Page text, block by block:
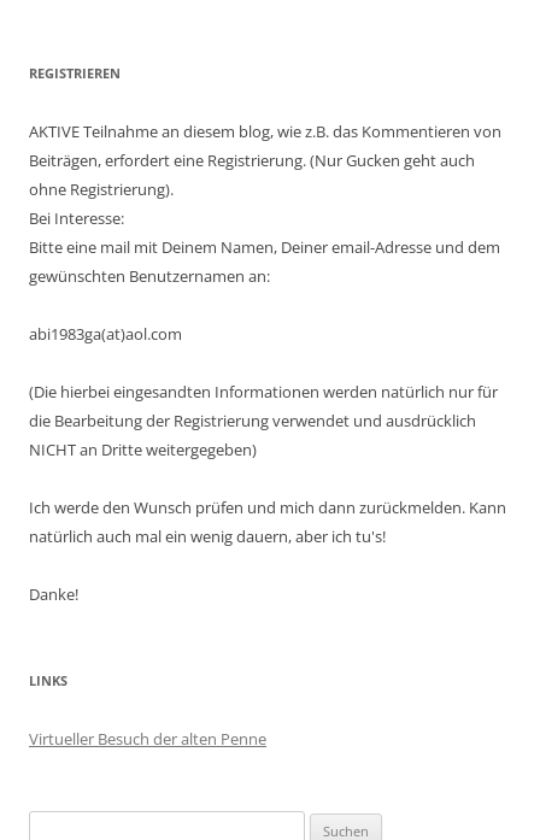
REGISTRIEREN
AKTIVE Teilnahme an diesem blog, wie z.B. das Kommentieren von
Beiträgen, erfordert eine Registrierung. (Nur Gucken geht auch
ohne Registrierung).
Bei Interesse:
Bitte eine mail mit Deinem Namen, Deiner email-Adresse und dem
gewünschten Benutzernamen an:
abi1983ga(at)aol.com
(Die hierbei eingesandten Informationen werden natürlich nur für
die Bearbeitung der Registrierung verwendet und ausdrücklich
NICHT an Dritte weitergegeben)
Ich werde den Wunsch prüfen und mich dann zurückmelden. Kann
natürlich auch mal ein wenig dauern, aber ich tu's!
Danke!
LINKS
Virtueller Besuch der alten Penne